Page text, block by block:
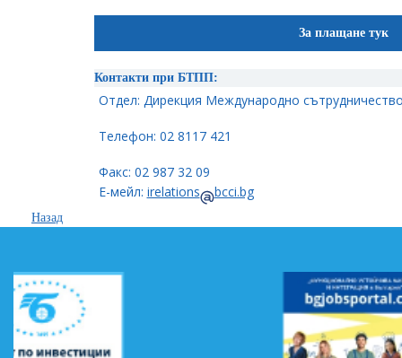
За плащане тук
Контакти при БТПП:
Отдел: Дирекция Международно
Телефон: 02 8117 421
Факс: 02 987 32 09
Е-мейл: irelations bcci.bg
Назад